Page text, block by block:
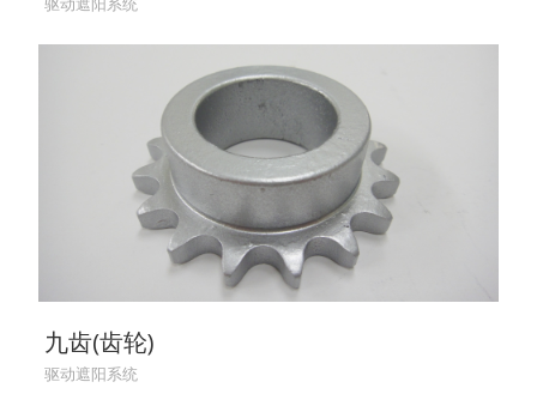
九齿(齿轮)
驱动遮阳系统